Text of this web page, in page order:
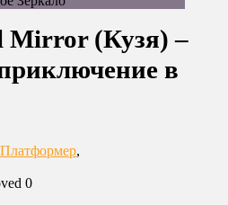
Mirror (Кузя) –
в
Платформер,
0